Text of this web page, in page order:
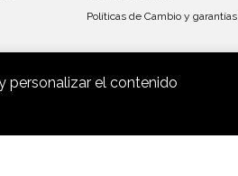
Políticas de Cambio y garantías
personalizar el contenido